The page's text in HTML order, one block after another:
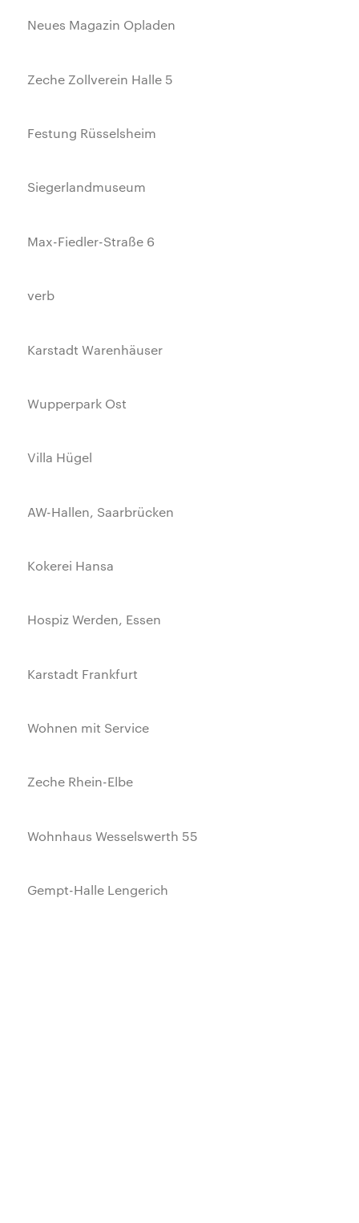
Neues Magazin Opladen
Zeche Zollverein Halle 5
Festung Rüsselsheim
Siegerlandmuseum
Max-Fiedler-Straße 6
verb
Karstadt Warenhäuser
Wupperpark Ost
Villa Hügel
AW-Hallen, Saarbrücken
Kokerei Hansa
Hospiz Werden, Essen
Karstadt Frankfurt
Wohnen mit Service
Zeche Rhein-Elbe
Wohnhaus Wesselswerth 55
Gempt-Halle Lengerich